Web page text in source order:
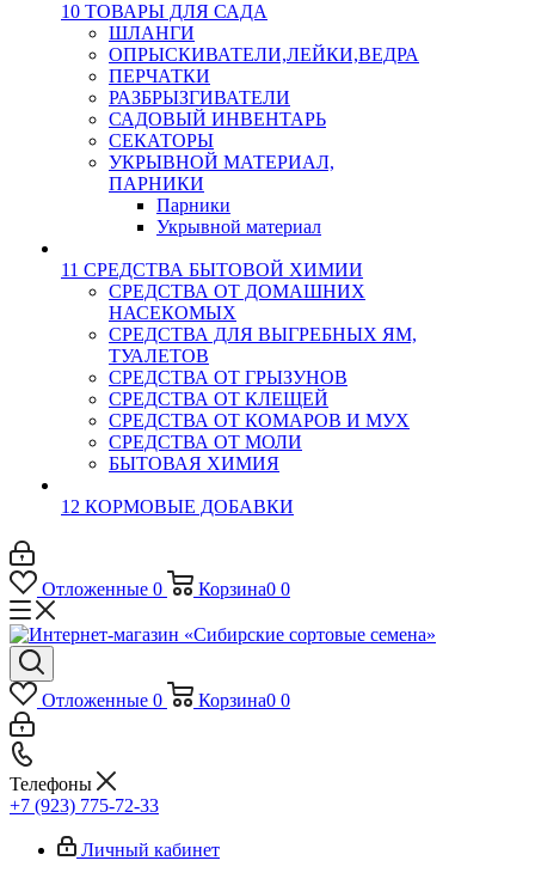
10 ТОВАРЫ ДЛЯ САДА
ШЛАНГИ
ОПРЫСКИВАТЕЛИ,ЛЕЙКИ,ВЕДРА
ПЕРЧАТКИ
РАЗБРЫЗГИВАТЕЛИ
САДОВЫЙ ИНВЕНТАРЬ
СЕКАТОРЫ
УКРЫВНОЙ МАТЕРИАЛ,
ПАРНИКИ
Парники
Укрывной материал
11 СРЕДСТВА БЫТОВОЙ ХИМИИ
СРЕДСТВА ОТ ДОМАШНИХ
НАСЕКОМЫХ
СРЕДСТВА ДЛЯ ВЫГРЕБНЫХ ЯМ,
ТУАЛЕТОВ
СРЕДСТВА ОТ ГРЫЗУНОВ
СРЕДСТВА ОТ КЛЕЩЕЙ
СРЕДСТВА ОТ КОМАРОВ И МУХ
СРЕДСТВА ОТ МОЛИ
БЫТОВАЯ ХИМИЯ
12 КОРМОВЫЕ ДОБАВКИ
Отложенные 0 Корзина0 0
Отложенные 0 Корзина0 0
Телефоны
+7 (923) 775-72-33
Личный кабинет